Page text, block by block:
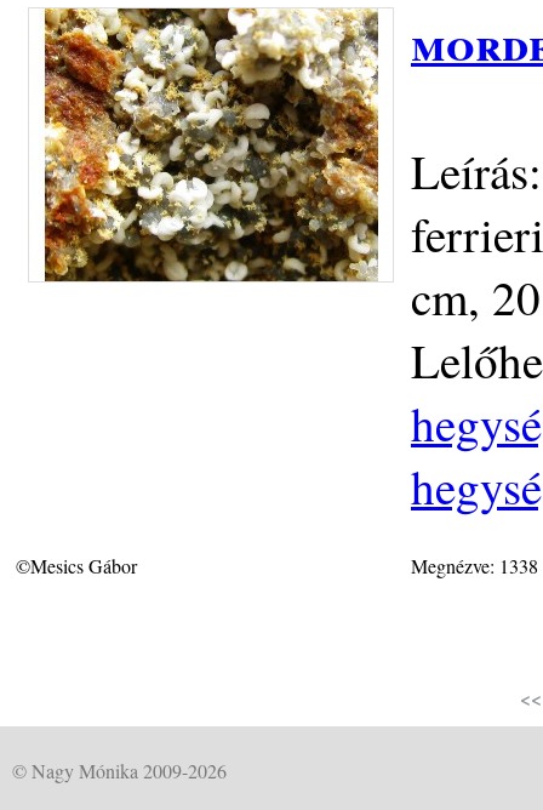
cm,
©Mesics Gábor Megnézve:
<<
© Nagy Mónika 2009-2026